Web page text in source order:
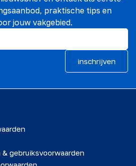
praktische tips en
jouw vakgebied.
inschrijven
gebruiksvoorwaarden